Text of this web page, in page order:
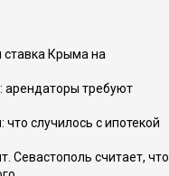
ставка Крыма на
арендаторы требуют
случилось с ипотекой
Севастополь считает, что